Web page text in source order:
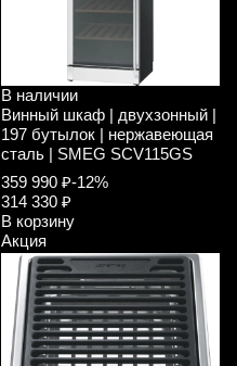
В наличии
Винный шкаф | двухзонный |
197 бутылок | нержавеющая
сталь | SMEG SCV115GS
359 990 ₽-12%
314 330 ₽
В корзину
Акция